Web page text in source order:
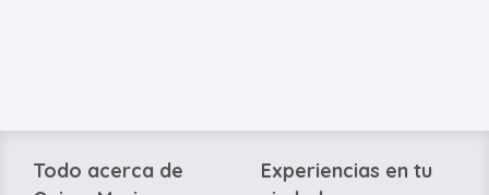
Todo acerca de
Experiencias en tu